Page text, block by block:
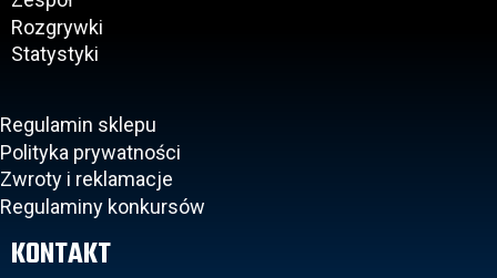
Rozgrywki
Statystyki
Regulamin sklepu
Polityka prywatności
Zwroty i reklamacje
Regulaminy konkursów
KONTAKT